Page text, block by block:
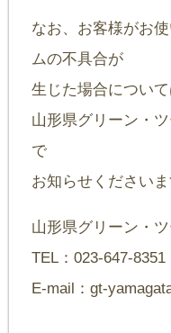
なお、お客様がお
ムの不具合が
生じた場合につい
山形県グリーン・
で
お知らせください
山形県グリーン・
TEL：023-647-8351
E-mail：gt-